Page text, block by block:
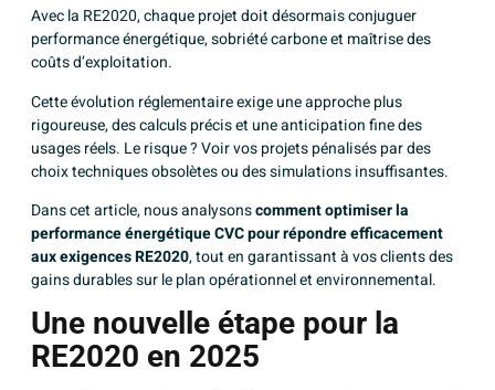
Avec la RE2020, chaque projet doit désormais conjuguer
performance énergétique, sobriété carbone et maîtrise des
coûts d’exploitation.
Cette évolution réglementaire exige une approche plus
rigoureuse, des calculs précis et une anticipation fine des
usages réels. Le risque ? Voir vos projets pénalisés par des
choix techniques obsolètes ou des simulations insuffisantes.
Dans cet article, nous analysonscomment optimiser la
performance énergétique CVCpour répondre efficacement
aux exigences RE2020, tout en garantissant à vos clients des
gains durables sur le plan opérationnel et environnemental.
Une nouvelle étape pour la
RE2020 en 2025